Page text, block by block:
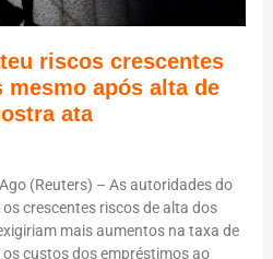
riscos crescentes
mesmo após alta de
ata
(Reuters) – As autoridades do
crescentes riscos de alta dos
mais aumentos na taxa de
custos dos empréstimos ao